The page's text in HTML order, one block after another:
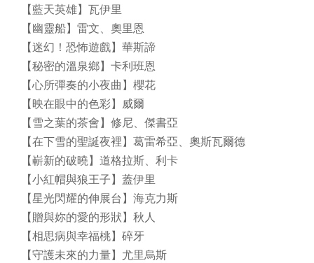
【藍天英雄】瓦伊里
【幽靈船】雷文、奧里恩
【迷幻！恐怖遊戲】華斯諦
【秘密的溫泉鄉】卡利班恩
【心所彈奏的小夜曲】櫻花
【映在眼中的色彩】威爾
【雪之葉的茶會】修尼、傑書亞
【在下雪的聖誕夜裡】葛雷希亞、奧斯瓦爾德
【嶄新的破曉】道格拉斯、利卡
【小紅帽與狼王子】蓋伊里
【星光閃耀的伸展台】海克力斯
【贈與妳的愛的形狀】秋人
【相思病與幸福桃】碎牙
【守護未來的力量】尤里烏斯